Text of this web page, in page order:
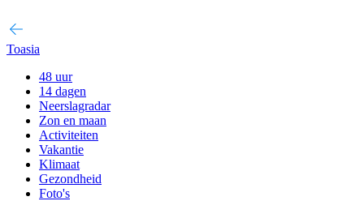
Toasia
48 uur
14 dagen
Neerslagradar
Zon en maan
Activiteiten
Vakantie
Klimaat
Gezondheid
Foto's